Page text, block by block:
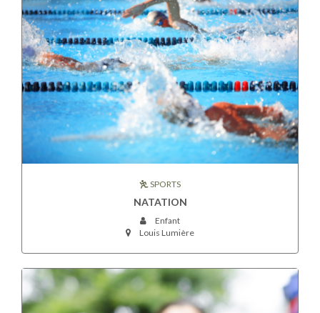
SPORTS
NATATION
Enfant
Louis Lumière